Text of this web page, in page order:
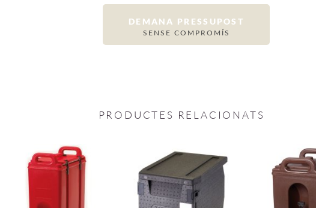
DEMANA PRESSUPOST
SENSE COMPROMÍS
PRODUCTES RELACIONATS